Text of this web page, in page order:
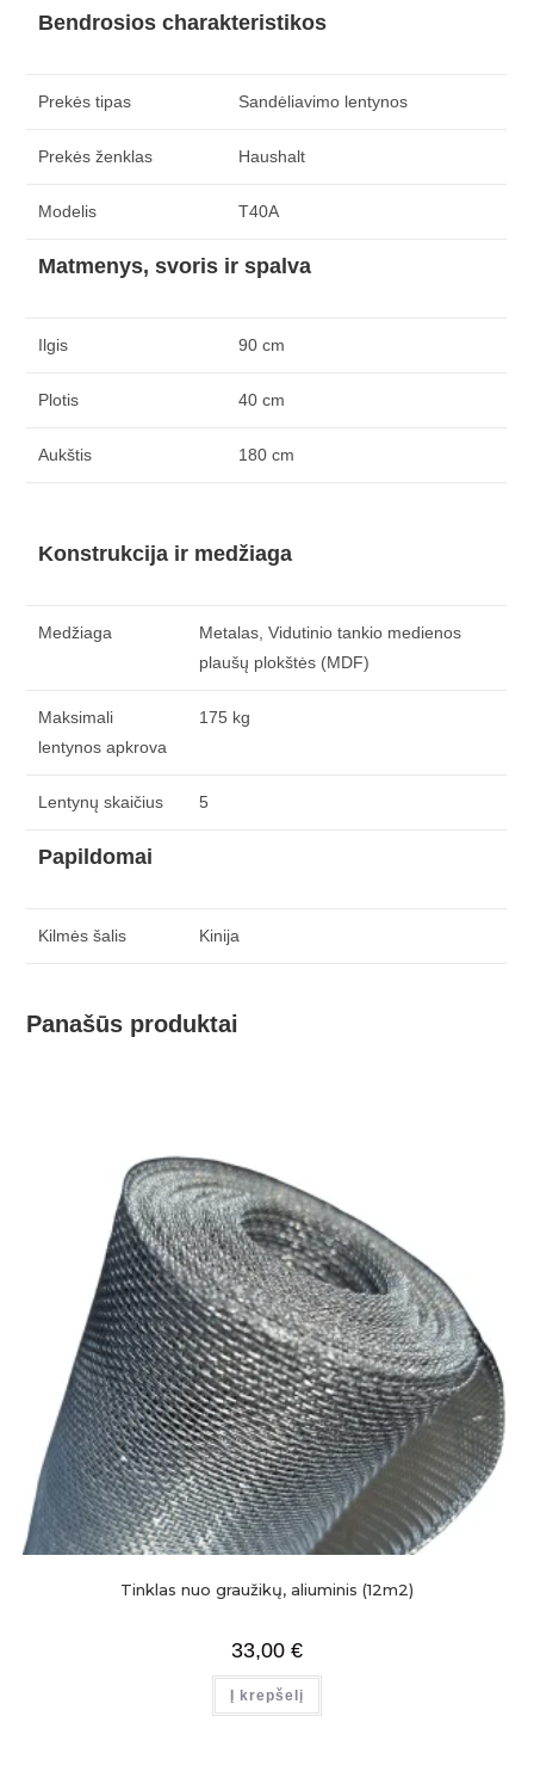
Bendrosios charakteristikos
Prekės tipas Sandėliavimo lentynos
Prekės ženklas Haushalt
Modelis T40A
Matmenys, svoris ir spalva
Ilgis 90 cm
Plotis 40 cm
Aukštis 180 cm
Konstrukcija ir medžiaga
Medžiaga
Metalas, Vidutinio tankio medienos
plaušų plokštės (MDF)
Maksimali
lentynos apkrova
175 kg
Lentynų skaičius 5
Papildomai
Kilmės šalis Kinija
Panašūs produktai
Tinklas nuo graužikų, aliuminis (12m2)
33,00 €
Į krepšelį